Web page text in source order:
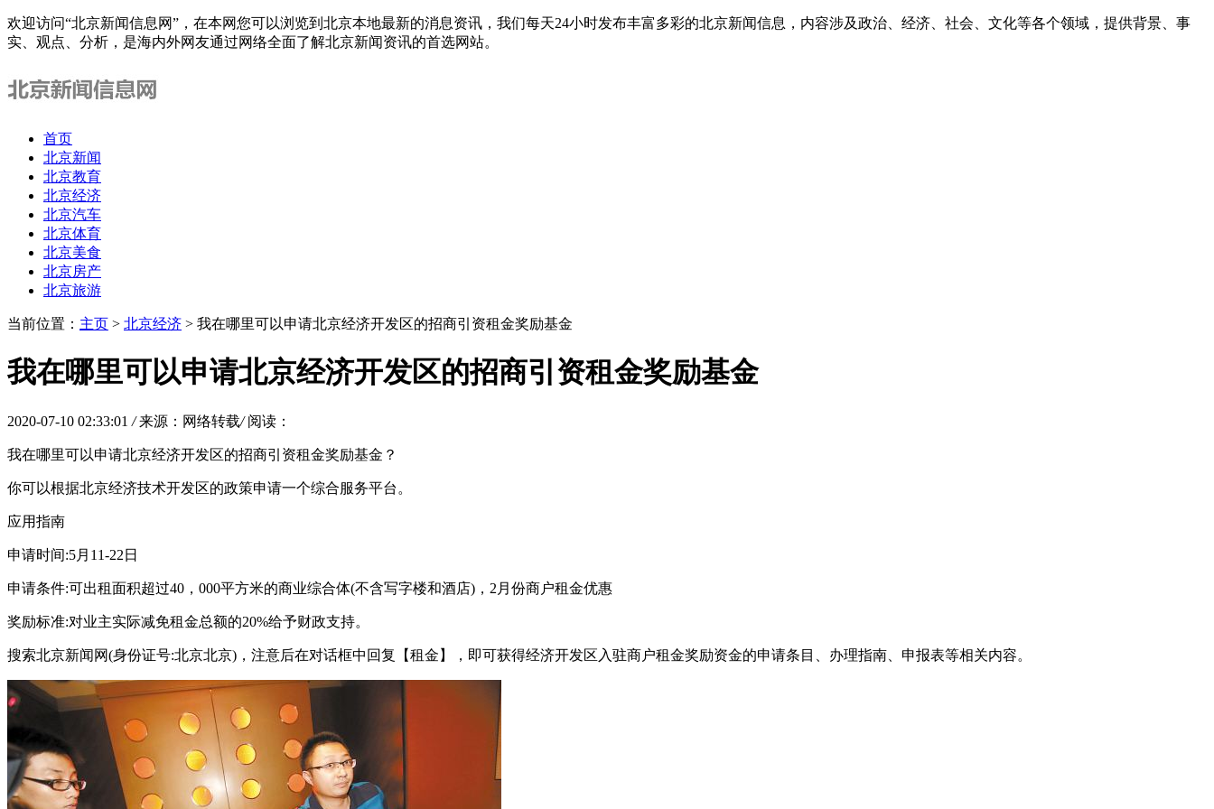
欢迎访问“北京新闻信息网”，在本网您可以浏览到北京本地最新的消息资讯，我们每天24小时发布丰富多彩的北京新闻信息，内容涉及政治、经济、社会、文化等各个领域，提供背景、事
实、观点、分析，是海内外网友通过网络全面了解北京新闻资讯的首选网站。
首页
北京新闻
北京教育
北京经济
北京汽车
北京体育
北京美食
北京房产
北京旅游
当前位置： 主页 > 北京经济 > 我在哪里可以申请北京经济开发区的招商引资租金奖励基金
我在哪里可以申请北京经济开发区的招商引资租金奖励基金
2020-07-10 02:33:01 / 来源：网络转载/ 阅读：
我在哪里可以申请北京经济开发区的招商引资租金奖励基金？
你可以根据北京经济技术开发区的政策申请一个综合服务平台。
应用指南
申请时间:5月11-22日
申请条件:可出租面积超过40，000平方米的商业综合体(不含写字楼和酒店)，2月份商户租金优惠
奖励标准:对业主实际减免租金总额的20%给予财政支持。
搜索北京新闻网(身份证号:北京北京)，注意后在对话框中回复【租金】，即可获得经济开发区入驻商户租金奖励资金的申请条目、办理指南、申报表等相关内容。